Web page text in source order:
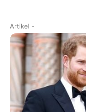
Artikel -